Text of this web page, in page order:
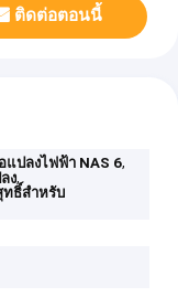
ติดต่อตอนนี้
ปลงไฟฟ้า NAS 6,
ง,
ทธิ์สำหรับ